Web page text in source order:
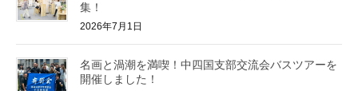
集！
2026年7月1日
名画と渦潮を満喫！中四国支部交流会バスツアーを
開催しました！